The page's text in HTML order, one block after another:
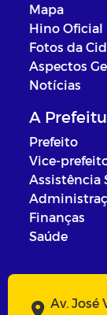
Mapa
Hino Oficial
Fotos da
Aspectos
Notícias
A
Prefeito
Vice-
Assistência
Finanças
Saúde
Av. José